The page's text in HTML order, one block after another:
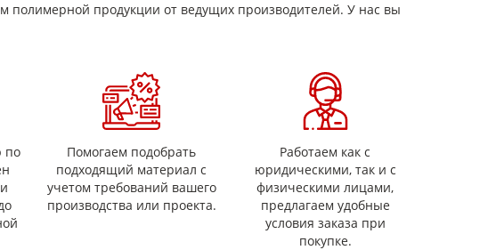
операций;
и регламентированных работ;
длину в рулоне и требования к документам на партию. Если вы
поможем подобрать исполнение.
полимерной продукции от ведущих производителей. У нас вы
по
Помогаем подобрать
подходящий материал с
учетом требований вашего
производства или проекта.
Работаем как с
юридическими, так и с
физическими лицами,
предлагаем удобные
условия заказа при
покупке.